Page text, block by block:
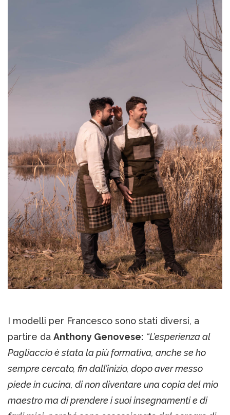
I modelli per Francesco sono stati diversi, a
partire da Anthony Genovese: “L’esperienza al
Pagliaccio è stata la più formativa, anche se ho
sempre cercato, fin dall’inizio, dopo aver messo
piede in cucina, di non diventare una copia del mio
maestro ma di prendere i suoi insegnamenti e di